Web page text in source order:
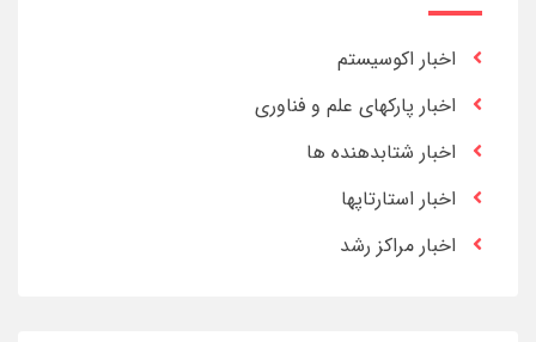
اخبار اکوسیستم
اخبار پارکهای علم و فناوری
اخبار شتابدهنده ها
اخبار استارتاپها
اخبار مراکز رشد